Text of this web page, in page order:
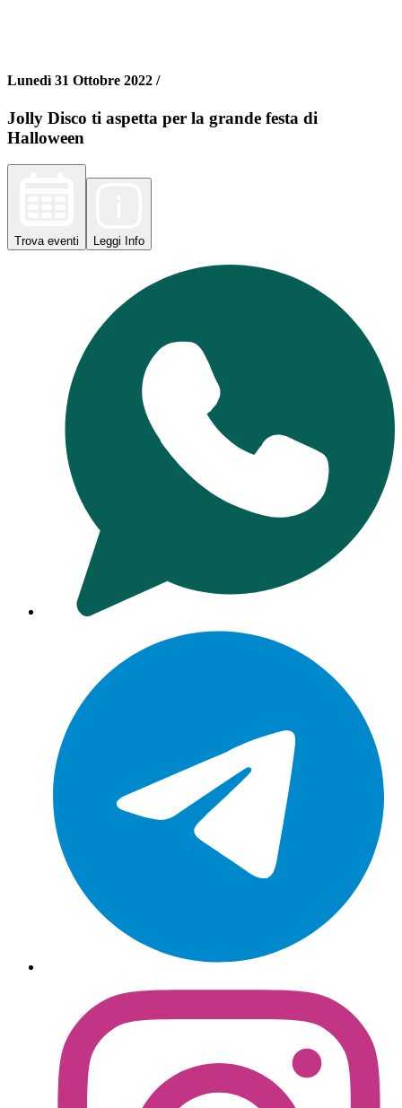
Lunedì 31 Ottobre 2022 /
Jolly Disco ti aspetta per la grande festa di
Halloween
Trova eventi Leggi Info